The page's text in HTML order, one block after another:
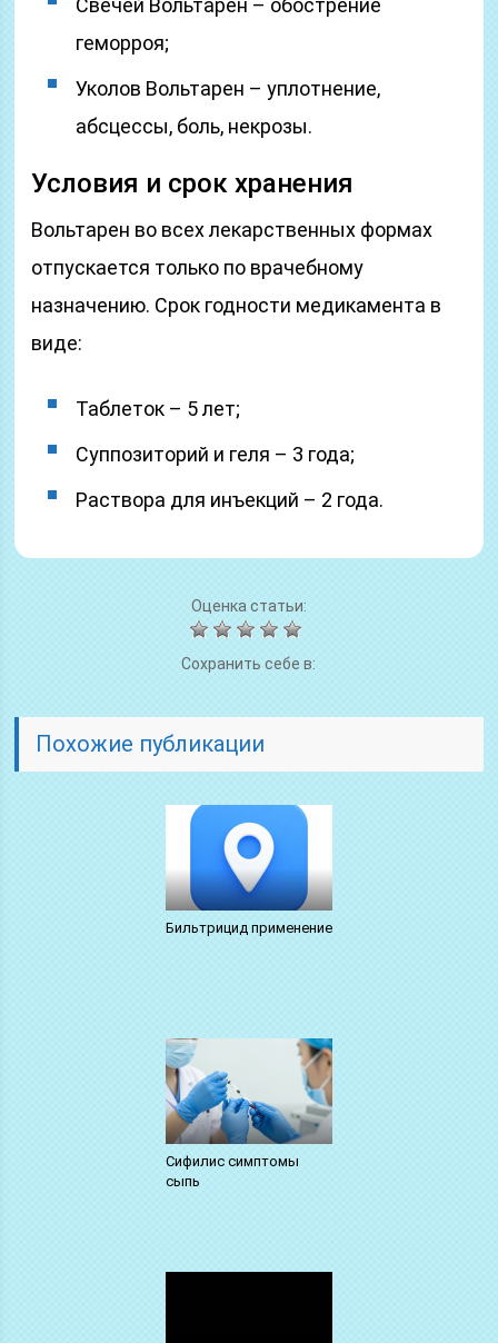
Свечей Вольтарен – обострение
геморроя;
Уколов Вольтарен – уплотнение,
абсцессы, боль, некрозы.
Условия и срок хранения
Вольтарен во всех лекарственных формах
отпускается только по врачебному
назначению. Срок годности медикамента в
виде:
Таблеток – 5 лет;
Суппозиторий и геля – 3 года;
Раствора для инъекций – 2 года.
Оценка статьи:
Сохранить себе в:
Похожие публикации
Бильтрицид применение
Сифилис симптомы
сыпь